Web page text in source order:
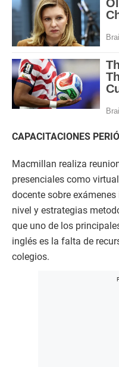
CAPACITACIONES
Macmillan realiza
presenciales como
docente sobre
nivel y estrategias
que uno de los
inglés es la falta de
colegios.